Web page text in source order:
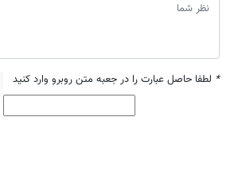
* لطفا حاصل عبارت را در جعبه متن روبرو وارد کنید